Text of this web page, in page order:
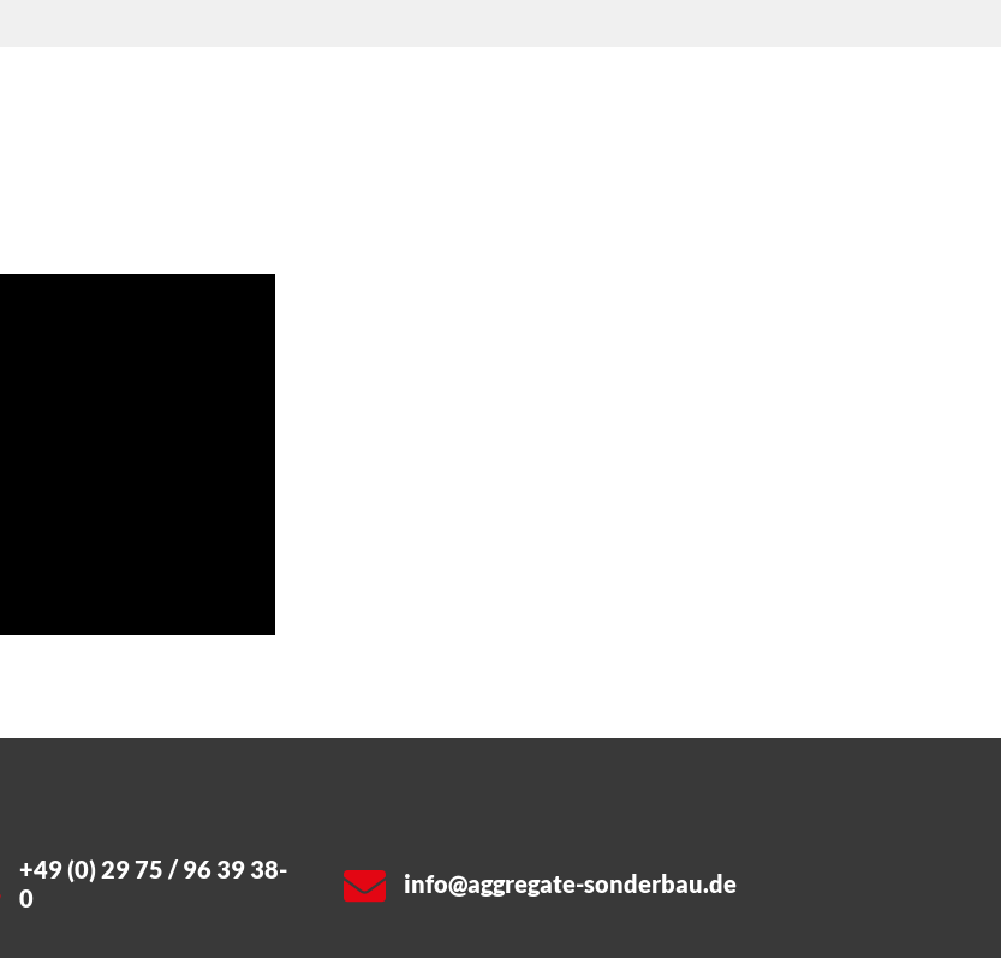
+49 (0) 29 75 / 96 39 38-
0
info@aggregate-sonderbau.de